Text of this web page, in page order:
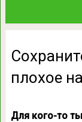
плохое
Для кого-то